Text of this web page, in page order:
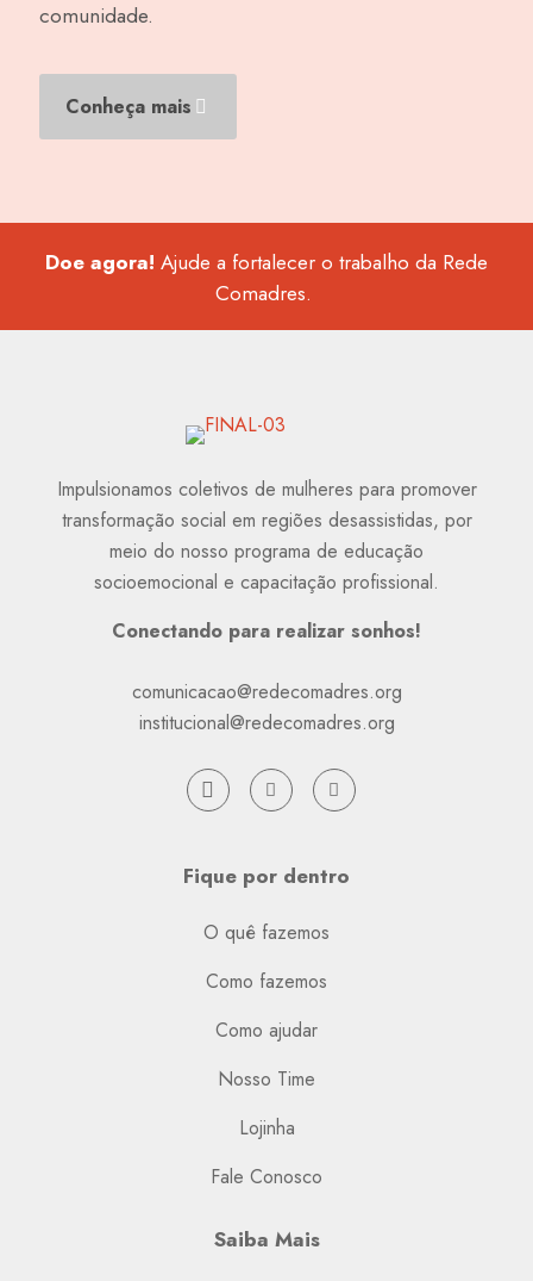
comunidade.
Conheça mais
Doe agora! Ajude a fortalecer o trabalho da Rede
Comadres.
Impulsionamos coletivos de mulheres para promover
transformação social em regiões desassistidas, por
meio do nosso programa de educação
socioemocional e capacitação profissional.
Conectando para realizar sonhos!
comunicacao@redecomadres.org
institucional@redecomadres.org
Fique por dentro
O quê fazemos
Como fazemos
Como ajudar
Nosso Time
Lojinha
Fale Conosco
Saiba Mais